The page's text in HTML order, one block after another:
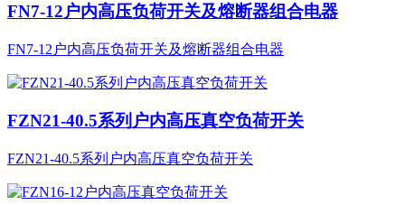
FN7-12户内高压负荷开关及熔断器组合电器
FN7-12户内高压负荷开关及熔断器组合电器
FZN21-40.5系列户内高压真空负荷开关
FZN21-40.5系列户内高压真空负荷开关